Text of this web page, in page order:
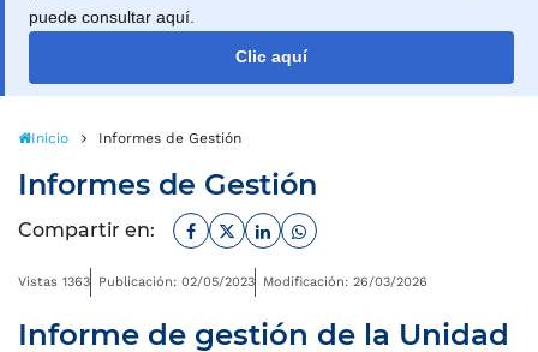
puede consultar aquí.
Clic aquí
Inicio Informes de Gestión
Informes de Gestión
Compartir en: Facebook
TwitterLinkedinWhatsapp
Vistas 1363 Publicación: 02/05/2023 Modificación: 26/03/2026
Informe de gestión de la Unidad